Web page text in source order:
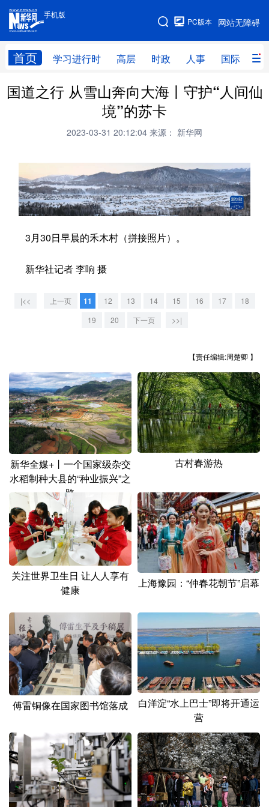
手机版
网站无障碍
PC版本
首页 学习进行时 高层 时政 人事 国际 财
手机版
网站地图
学习进行时 高层 时政 人事
财经 网评
全球连线
科技 科创 量子 体育
文化 书画 健康 军事
访谈 视频 图片 政务
法律 中央文件 金融
食品 人居
乡村振兴
旅游 能源
文化产业
地方频道
北京 天津 山西
辽宁 上海 江苏
浙江 安徽 福建 江西
山东 河南 湖北 湖南
广东 广西 海南 重庆
云南 西藏
陕西 青海 宁夏
新疆 内蒙古 黑龙江
多语种频道
Русский язык 日本語 한국어
Deutsch Português
国道之行 从雪山奔向大海丨守护“人间仙
境”的苏卡
2023-03-31 20:12:04 来源： 新华网
3月30日早晨的禾木村（拼接照片）。
新华社记者 李响 摄
|<< 上一页 11 12 13 14 15 16 17
18
19
20 下一页 >>|
【责任编辑:周楚卿 】
新华全媒+丨一个国家级杂交
水稻制种大县的“种业振兴”之
路
古村春游热
关注世界卫生日 让人人享有
健康
上海豫园：“仲春花朝节”启幕
傅雷铜像在国家图书馆落成
白洋淀“水上巴士”即将开通运
营